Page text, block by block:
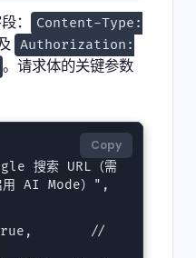
：
Content-Type:
Authorization:
。请求体的关键参数
Copy
用 AI Mode）",